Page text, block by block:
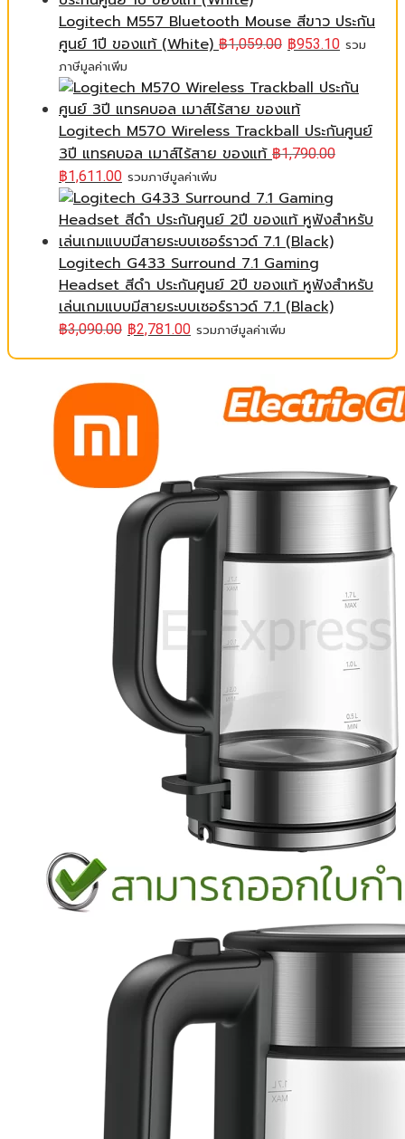
Logitech M557 Bluetooth Mouse สีขาว ประกัน
ศูนย์ 1ปี ของแท้ (White) ฿1,059.00 ฿953.10 รวม
ภาษีมูลค่าเพิ่ม
Logitech M570 Wireless Trackball ประกันศูนย์
3ปี แทรคบอล เมาส์ไร้สาย ของแท้ ฿1,790.00
฿1,611.00 รวมภาษีมูลค่าเพิ่ม
Logitech G433 Surround 7.1 Gaming
Headset สีดำ ประกันศูนย์ 2ปี ของแท้ หูฟังสำหรับ
เล่นเกมแบบมีสายระบบเซอร์ราวด์ 7.1 (Black)
฿3,090.00 ฿2,781.00 รวมภาษีมูลค่าเพิ่ม